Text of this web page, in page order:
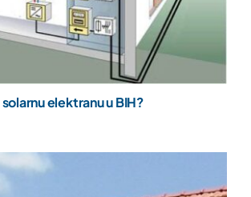
elektranu u BIH?